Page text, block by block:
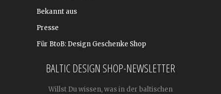
Bekannt aus
Presse
Für BtoB: Design Geschenke Shop
BALTIC DESIGN SHOP-NEWSLETTER
Willst Du wissen, was in der baltischen